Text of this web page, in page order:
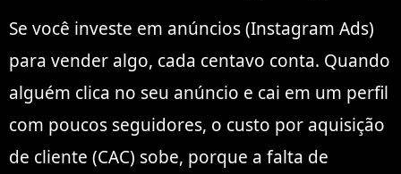
Se você investe em anúncios (Instagram Ads)
para vender algo, cada centavo conta. Quando
alguém clica no seu anúncio e cai em um perfil
com poucos seguidores, o custo por aquisição
de cliente (CAC) sobe, porque a falta de